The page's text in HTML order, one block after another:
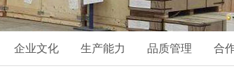
企业文化 生产能力 品质管理 合